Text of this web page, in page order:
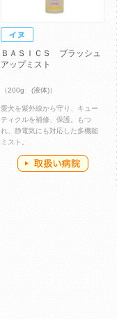
ＢＡＳＩＣＳ ブラッシュ
アップミスト
（200g (液体)）
愛犬を紫外線から守り、キュー
ティクルを補修、保護。もつ
れ、静電気にも対応した多機能
ミスト。